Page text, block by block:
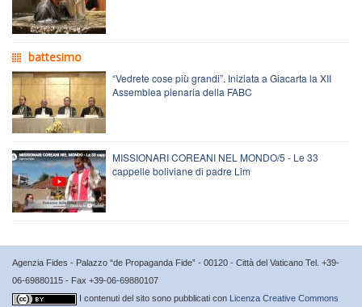
battesimo
“Vedrete cose più grandi”. Iniziata a Giacarta la XII
Assemblea plenaria della FABC
MISSIONARI COREANI NEL MONDO/5 - Le 33
cappelle boliviane di padre Lim
Agenzia Fides - Palazzo “de Propaganda Fide” - 00120 - Città del Vaticano Tel. +39-
06-69880115 - Fax +39-06-69880107
I contenuti del sito sono pubblicati con Licenza Creative Commons